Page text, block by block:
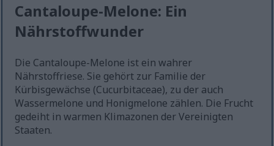
Cantaloupe-Melone: Ein
Nährstoffwunder
Die Cantaloupe-Melone ist ein wahrer
Nährstoffriese. Sie gehört zur Familie der
Kürbisgewächse (Cucurbitaceae), zu der auch
Wassermelone und Honigmelone zählen. Die Frucht
gedeiht in warmen Klimazonen der Vereinigten
Staaten.